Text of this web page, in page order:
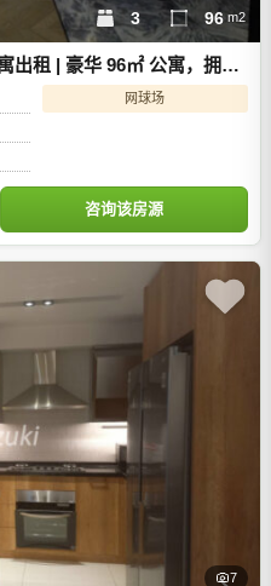
出租 | 豪华 96㎡ 公寓，拥有
网球场
3 96 m2
咨询该房源
7